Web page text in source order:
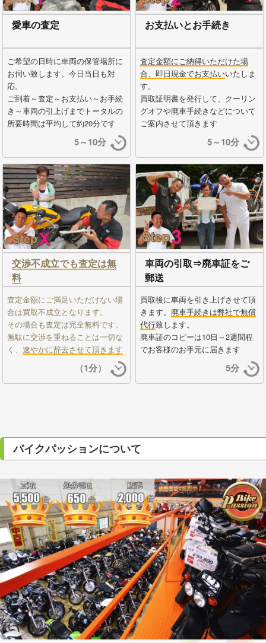
愛車の査定
ご希望の日時に車両の保管場所に
お伺い致します。今日当日も対
応。
ご到着～査定～お支払い～お手続
き～車両の引上げまでトータルの
所要時間は平均して約20分です
5～10分
お支払いとお手続き
査定金額にご納得いただけた場
合、即日現金でお支払いいたしま
す。
買取証明書を発行して、クーリン
グオフや廃車手続きなどについて
ご案内させて頂きます
5～10分
交渉不成立でも査定は無
料
査定金額にご満足いただけない場
合は買取不成立となります。
その場合も査定は完全無料です。
無駄に交渉を重ねることは一切な
く、 速やかに辞去させて頂きます
（1分）
車両の引取⇒廃車証をご
郵送
買取後に車両を引き上げさせて頂
きます。 廃車手続きは弊社で無償
代行致します。
廃車証のコピーは10日～2週間程
でお客様のお手元に届きます
5分
バイクパッションについて